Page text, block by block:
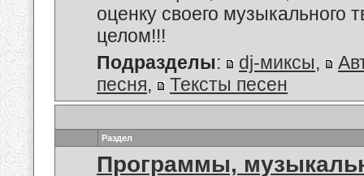
оценку своего музыкального
целом!!!
Подразделы: dj-миксы,
песня, Тексты песен
Раздел
Программы,